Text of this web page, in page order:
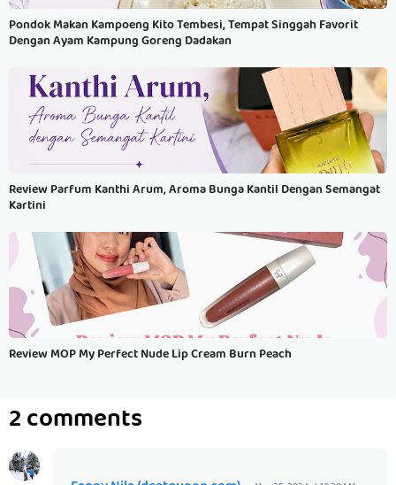
Pondok Makan Kampoeng Kito Tembesi, Tempat Singgah Favorit
Dengan Ayam Kampung Goreng Dadakan
Review Parfum Kanthi Arum, Aroma Bunga Kantil Dengan Semangat
Kartini
Review MOP My Perfect Nude Lip Cream Burn Peach
2 comments